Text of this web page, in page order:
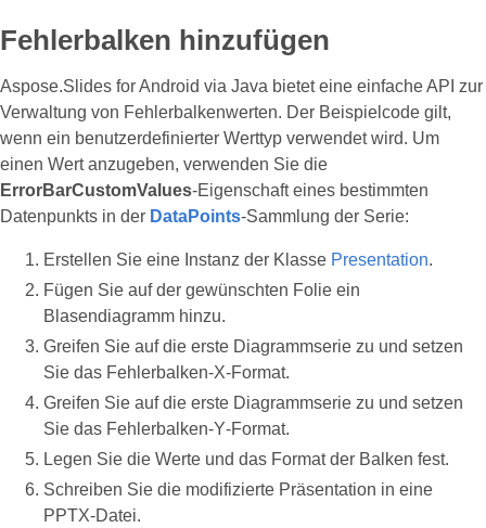
Fehlerbalken hinzufügen
Aspose.Slides for Android via Java bietet eine einfache API zur
Verwaltung von Fehlerbalkenwerten. Der Beispielcode gilt,
wenn ein benutzerdefinierter Werttyp verwendet wird. Um
einen Wert anzugeben, verwenden Sie die
ErrorBarCustomValues‑Eigenschaft eines bestimmten
Datenpunkts in der DataPoints-Sammlung der Serie:
Erstellen Sie eine Instanz der Klasse Presentation.
Fügen Sie auf der gewünschten Folie ein
Blasendiagramm hinzu.
Greifen Sie auf die erste Diagrammserie zu und setzen
Sie das Fehlerbalken‑X‑Format.
Greifen Sie auf die erste Diagrammserie zu und setzen
Sie das Fehlerbalken‑Y‑Format.
Legen Sie die Werte und das Format der Balken fest.
Schreiben Sie die modifizierte Präsentation in eine
PPTX‑Datei.